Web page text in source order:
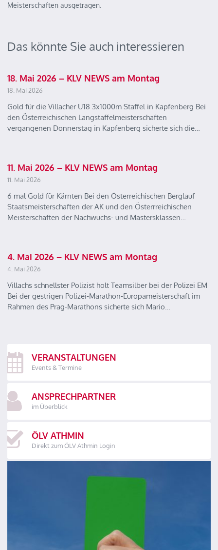
Meisterschaften ausgetragen.
Das könnte Sie auch interessieren
18. Mai 2026 – KLV NEWS am Montag
18. Mai 2026
Gold für die Villacher U18 3x1000m Staffel in Kapfenberg Bei
den Österreichischen Langstaffelmeisterschaften
vergangenen Donnerstag in Kapfenberg sicherte sich die…
11. Mai 2026 – KLV NEWS am Montag
11. Mai 2026
6 mal Gold für Kärnten Bei den Österreichischen Berglauf
Staatsmeisterschaften der AK und den Österrreichischen
Meisterschaften der Nachwuchs- und Mastersklassen…
4. Mai 2026 – KLV NEWS am Montag
4. Mai 2026
Villachs schnellster Polizist holt Teamsilber bei der Polizei EM
Bei der gestrigen Polizei-Marathon-Europameisterschaft im
Rahmen des Prag-Marathons sicherte sich Mario…
VERANSTALTUNGEN
Events & Termine
ANSPRECHPARTNER
im Überblick
ÖLV ATHMIN
Direkt zum ÖLV Athmin Login